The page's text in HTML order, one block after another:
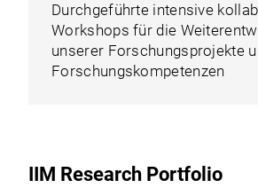
Durchgeführte intensive
Workshops für die
unserer Forschungsprojekte
Forschungskompetenzen
IIM Research Portfolio